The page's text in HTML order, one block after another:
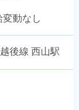
動なし
後線 西山駅